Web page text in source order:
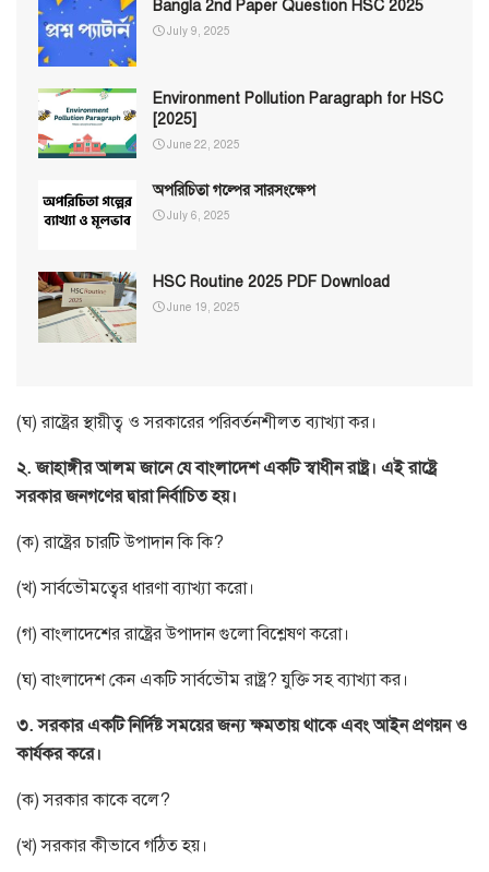
Bangla 2nd Paper Question HSC 2025
July 9, 2025
Environment Pollution Paragraph for HSC
[2025]
June 22, 2025
অপরিচিতা গল্পের সারসংক্ষেপ
July 6, 2025
HSC Routine 2025 PDF Download
June 19, 2025
(ঘ) রাষ্ট্রের স্থায়ীত্ব ও সরকারের পরিবর্তনশীলত ব্যাখ্যা কর।
২. জাহাঙ্গীর আলম জানে যে বাংলাদেশ একটি স্বাধীন রাষ্ট্র। এই রাষ্ট্রে
সরকার জনগণের দ্বারা নির্বাচিত হয়।
(ক) রাষ্ট্রের চারটি উপাদান কি কি?
(খ) সার্বভৌমত্বের ধারণা ব্যাখ্যা করো।
(গ) বাংলাদেশের রাষ্ট্রের উপাদান গুলো বিশ্লেষণ করো।
(ঘ) বাংলাদেশ কেন একটি সার্বভৌম রাষ্ট্র? যুক্তি সহ ব্যাখ্যা কর।
৩. সরকার একটি নির্দিষ্ট সময়ের জন্য ক্ষমতায় থাকে এবং আইন প্রণয়ন ও
কার্যকর করে।
(ক) সরকার কাকে বলে?
(খ) সরকার কীভাবে গঠিত হয়।